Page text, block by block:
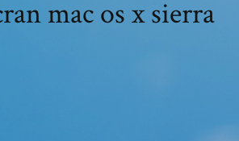
mac os x sierra